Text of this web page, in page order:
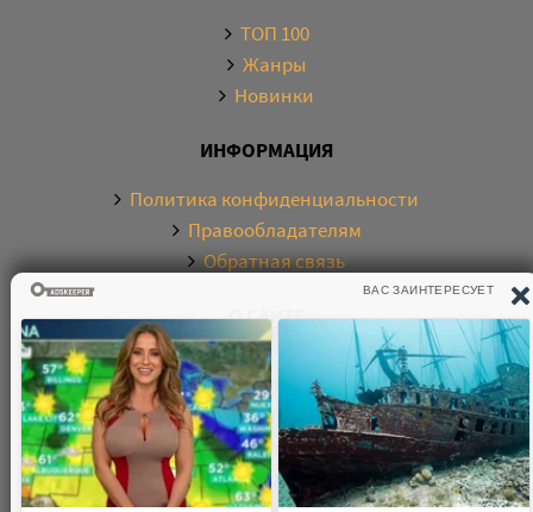
ТОП 100
Жанры
Новинки
ИНФОРМАЦИЯ
Политика конфиденциальности
Правообладателям
Обратная связь
О САЙТЕ
Электронная библиотека аудиокниг. Более 20000
аудиокниг в хорошем качестве. Слушайте аудиокниги
бесплатно онлайн и без регистрации. По любым